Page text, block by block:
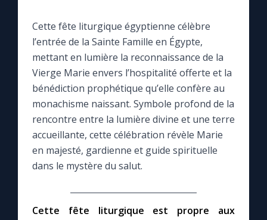
Le magazine
Le site internet
Questions-réponses
Prier au quotidien
Avec Thérèse de Lisieux
L'Évangile chaque jour
Cette fête liturgique égyptienne célèbre
l’entrée de la Sainte Famille en Égypte,
mettant en lumière la reconnaissance de la
Vierge Marie envers l’hospitalité offerte et la
bénédiction prophétique qu’elle confère au
monachisme naissant. Symbole profond de la
rencontre entre la lumière divine et une terre
accueillante, cette célébration révèle Marie
en majesté, gardienne et guide spirituelle
dans le mystère du salut.
Cette fête liturgique est propre aux